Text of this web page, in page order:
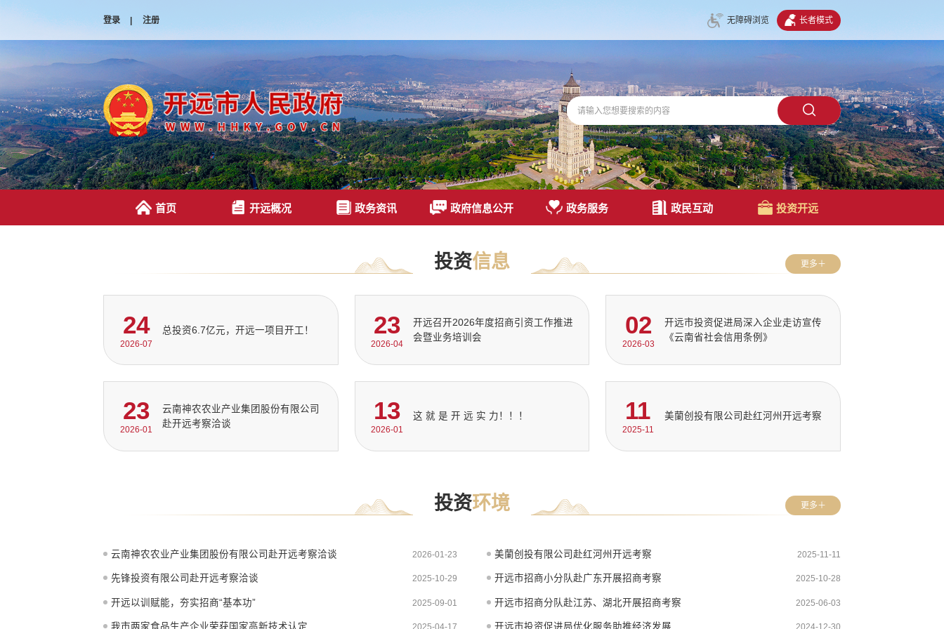
登录 | 注册 无障碍浏览 长者模式
首页 开远概况 政务资讯 政府信息公开 政务服务 政民互动 投资开远
投资信息 更多＋
24
2026-07
总投资6.7亿元，开远一项目开工！ 23
2026-04
开远召开2026年度招商引资工作推进
会暨业务培训会
02
2026-03
开远市投资促进局深入企业走访宣传
《云南省社会信用条例》
23
2026-01
‌云南神农农业产业集团股份有限公司
赴开远考察洽谈
13
2026-01
这 就 是 开 远 实 力！！！ 11
2025-11
美蘭创投有限公司赴红河州开远考察
投资环境 更多＋
‌云南神农农业产业集团股份有限公司赴开远考察洽谈 2026-01-23 美蘭创投有限公司赴红河州开远考察 2025-11-11
先锋投资有限公司赴开远考察洽谈 2025-10-29 开远市招商小分队赴广东开展招商考察 2025-10-28
开远以训赋能，夯实招商“基本功” 2025-09-01 开远市招商分队赴江苏、湖北开展招商考察 2025-06-03
我市两家食品生产企业荣获国家高新技术认定 2025-04-17 开远市投资促进局优化服务助推经济发展 2024-12-30